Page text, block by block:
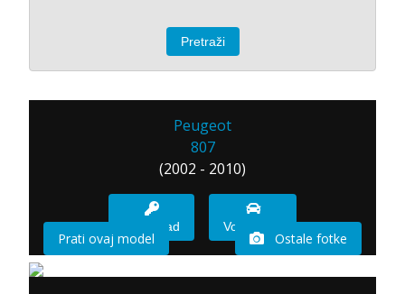
Peugeot
807
(2002 - 2010)
Imam sad Vozio sam
Prati ovaj model Ostale fotke